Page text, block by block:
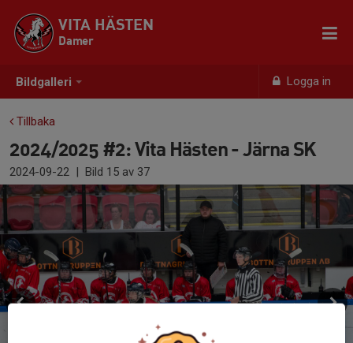
Bildgalleri Logga in
VITA HÄSTEN
Damer
Tillbaka
2024/2025 #2: Vita Hästen - Järna SK
2024-09-22 | Bild 15 av 37